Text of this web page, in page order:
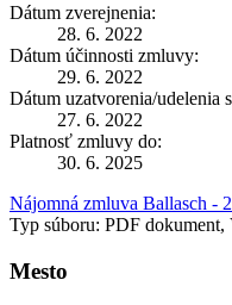
Dátum zverejnenia:
28. 6. 2022
Dátum účinnosti zmluvy:
29. 6. 2022
Dátum uzatvorenia/udelenia
27. 6. 2022
Platnosť zmluvy do:
30. 6. 2025
Nájomná zmluva Ballasch -
Typ súboru: PDF
Mesto